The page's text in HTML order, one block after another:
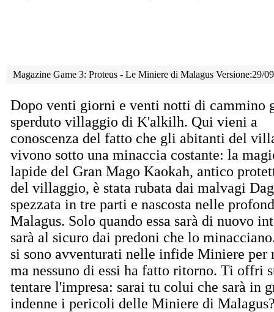
Magazine Game 3: Proteus - Le Miniere di Malagus Versione:29/
Dopo venti giorni e venti notti di cammino
sperduto villaggio di K'alkilh. Qui vieni a
conoscenza del fatto che gli abitanti del
vivono sotto una minaccia costante: la
lapide del Gran Mago Kaokah, antico
del villaggio, è stata rubata dai malvagi
spezzata in tre parti e nascosta nelle
Malagus. Solo quando essa sarà di nuovo
sarà al sicuro dai predoni che lo
si sono avventurati nelle infide Miniere per
ma nessuno di essi ha fatto ritorno. Ti offri
tentare l'impresa: sarai tu colui che sarà in
indenne i pericoli delle Miniere di